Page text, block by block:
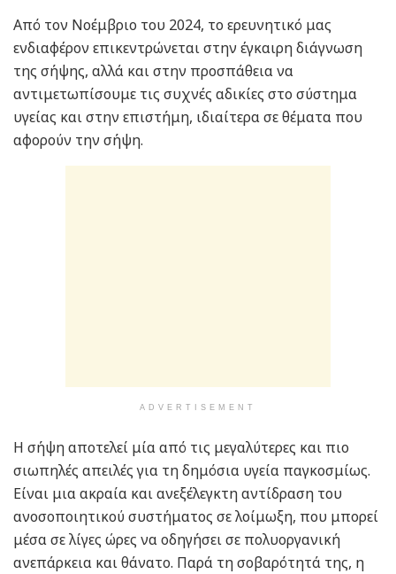
Από τον Νοέμβριο του 2024, το ερευνητικό μας
ενδιαφέρον επικεντρώνεται στην έγκαιρη διάγνωση
της σήψης, αλλά και στην προσπάθεια να
αντιμετωπίσουμε τις συχνές αδικίες στο σύστημα
υγείας και στην επιστήμη, ιδιαίτερα σε θέματα που
αφορούν την σήψη.
ADVERTISEMENT
Η σήψη αποτελεί μία από τις μεγαλύτερες και πιο
σιωπηλές απειλές για τη δημόσια υγεία παγκοσμίως.
Είναι μια ακραία και ανεξέλεγκτη αντίδραση του
ανοσοποιητικού συστήματος σε λοίμωξη, που μπορεί
μέσα σε λίγες ώρες να οδηγήσει σε πολυοργανική
ανεπάρκεια και θάνατο. Παρά τη σοβαρότητά της, η